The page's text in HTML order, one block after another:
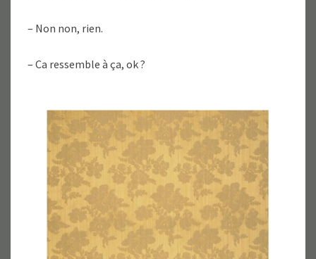
– Non non, rien.
– Ca ressemble à ça, ok ?